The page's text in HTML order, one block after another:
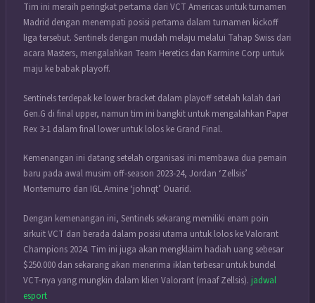
Tim ini meraih peringkat pertama dari VCT Americas untuk turnamen
Madrid dengan menempati posisi pertama dalam turnamen kickoff
liga tersebut. Sentinels dengan mudah melaju melalui Tahap Swiss dari
acara Masters, mengalahkan Team Heretics dan Karmine Corp untuk
maju ke babak playoff.
Sentinels terdepak ke lower bracket dalam playoff setelah kalah dari
Gen.G di final upper, namun tim ini bangkit untuk mengalahkan Paper
Rex 3-1 dalam final lower untuk lolos ke Grand Final.
Kemenangan ini datang setelah organisasi ini membawa dua pemain
baru pada awal musim off-season 2023-24, Jordan ‘Zellsis’
Montemurro dan IGL Amine ‘johnqt’ Ouarid.
Dengan kemenangan ini, Sentinels sekarang memiliki enam poin
sirkuit VCT dan berada dalam posisi utama untuk lolos ke Valorant
Champions 2024. Tim ini juga akan mengklaim hadiah uang sebesar
$250.000 dan sekarang akan menerima iklan terbesar untuk bundel
VCT-nya yang mungkin dalam klien Valorant (maaf Zellsis). jadwal
esport